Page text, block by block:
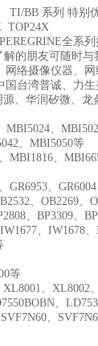
TI/BB 系列 特别
TOP24X
全系
的朋友可随时与
络摄像仪器、
台湾普诚、力
、华润矽微、龙
、
、MBI5050等
MBI1816、
、
、OB2269、
、BP3309、
、IW1678
等
、XL8002
、
、